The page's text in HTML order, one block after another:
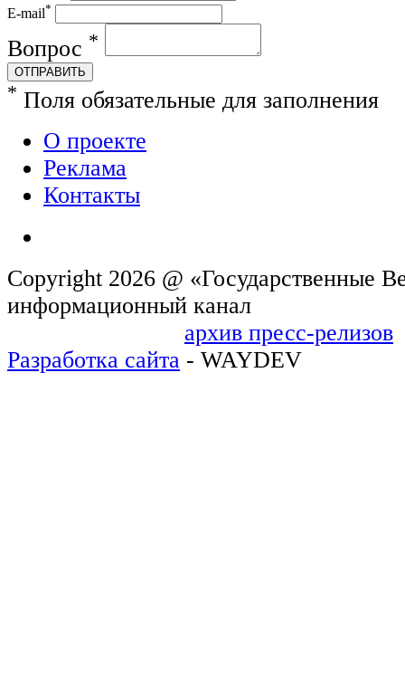
E-mail*
Вопрос *
ОТПРАВИТЬ
* Поля обязательные для заполнения
О проекте
Реклама
Контакты
Copyright 2026 @ «Государственные
архив пресс-релизов
Разработка сайта - WAYDEV